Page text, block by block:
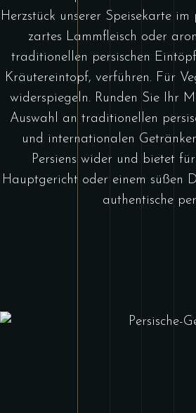
Herzstück unserer Speisekarte
zartes Lammfleisch oder
traditionellen persischen
Kräutereintopf, verführen. Für
widerspiegeln. Runden Sie Ihr
Auswahl an traditionellen
und internationalen
Persiens wider und bietet
Hauptgericht oder einem süßen
authentische